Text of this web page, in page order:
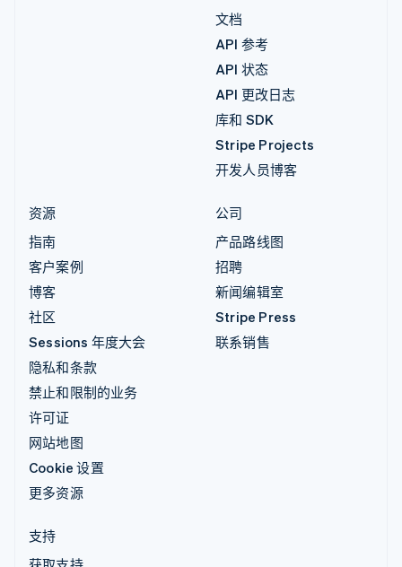
文档
API 参考
API 状态
API 更改日志
库和 SDK
Stripe Projects
开发人员博客
资源
指南
客户案例
博客
社区
Sessions 年度大会
隐私和条款
禁止和限制的业务
许可证
网站地图
Cookie 设置
更多资源
公司
产品路线图
招聘
新闻编辑室
Stripe Press
联系销售
支持